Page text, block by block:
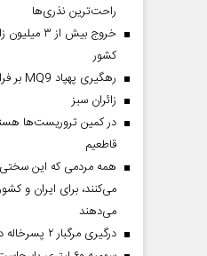
راحت‌ترین نذری‌ها
خروج بیش از
کشور
رهگیری پهپاد MQ9 بر فراز تنگه هرمز
‌زائران سبز
در کمین تروریست‌ها
قاطعیم
همه مردمی که این
می‌کنند، برای ایران و
می‌دهند
درگیری مرگبار ۲ پسرخاله در پارک
چرایی عقب‌نشینی ترامپ؟
یدالله جوانی - تحلیلگر مسائل سیاسی